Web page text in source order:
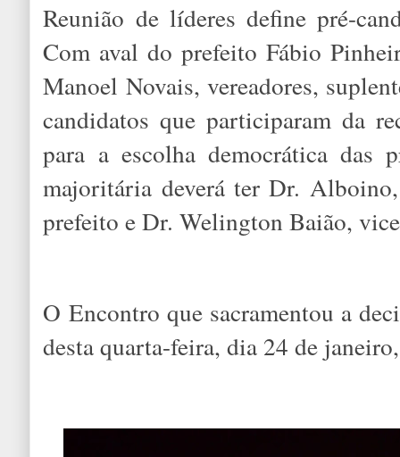
Reunião de líderes define pré-
Com aval do prefeito Fábio
Manoel Novais, vereadores,
candidatos que participaram da
para a escolha democrática das
majoritária deverá ter Dr.
prefeito e Dr. Welington Baião,
O Encontro que sacramentou a
desta quarta-feira, dia 24 de